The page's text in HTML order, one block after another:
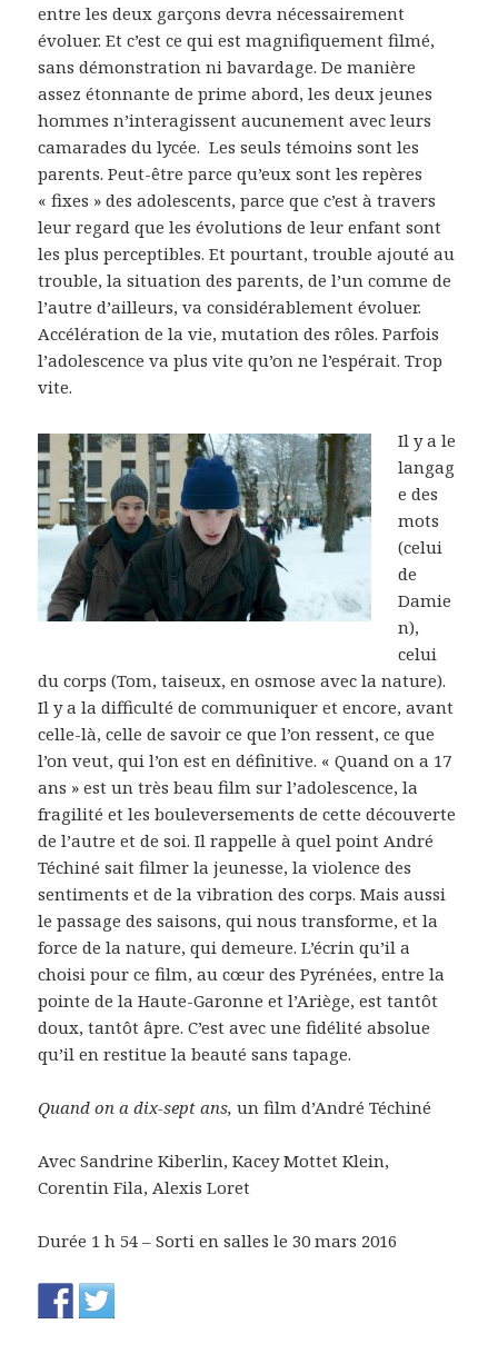
entre les deux garçons devra nécessairement
évoluer. Et c’est ce qui est magnifiquement filmé,
sans démonstration ni bavardage. De manière
assez étonnante de prime abord, les deux jeunes
hommes n’interagissent aucunement avec leurs
camarades du lycée. Les seuls témoins sont les
parents. Peut-être parce qu’eux sont les repères
« fixes » des adolescents, parce que c’est à travers
leur regard que les évolutions de leur enfant sont
les plus perceptibles. Et pourtant, trouble ajouté au
trouble, la situation des parents, de l’un comme de
l’autre d’ailleurs, va considérablement évoluer.
Accélération de la vie, mutation des rôles. Parfois
l’adolescence va plus vite qu’on ne l’espérait. Trop
vite.
Il y a le
langag
e des
mots
(celui
de
Damie
n),
celui
du corps (Tom, taiseux, en osmose avec la nature).
Il y a la difficulté de communiquer et encore, avant
celle-là, celle de savoir ce que l’on ressent, ce que
l’on veut, qui l’on est en définitive. « Quand on a 17
ans » est un très beau film sur l’adolescence, la
fragilité et les bouleversements de cette découverte
de l’autre et de soi. Il rappelle à quel point André
Téchiné sait filmer la jeunesse, la violence des
sentiments et de la vibration des corps. Mais aussi
le passage des saisons, qui nous transforme, et la
force de la nature, qui demeure. L’écrin qu’il a
choisi pour ce film, au cœur des Pyrénées, entre la
pointe de la Haute-Garonne et l’Ariège, est tantôt
doux, tantôt âpre. C’est avec une fidélité absolue
qu’il en restitue la beauté sans tapage.
Quand on a dix-sept ans, un film d’André Téchiné
Avec Sandrine Kiberlin, Kacey Mottet Klein,
Corentin Fila, Alexis Loret
Durée 1 h 54 – Sorti en salles le 30 mars 2016